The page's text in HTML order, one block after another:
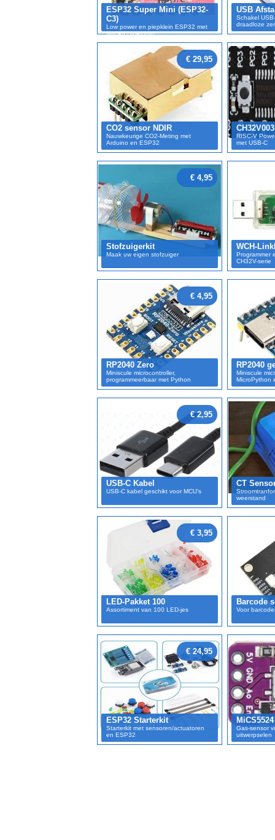
ESP32 Super Mini (ESP32-
C3)
Low power en piepklein ESP32 met
Wifi en Bluetooth
USB
Schakel
draadloze
€ 29,95
CO2 sensor NDIR
Nauwkeurige CO2-Meting met
Arduino en ESP32
CH32V003
RISC-V
met USB-C
€ 4,95
Stofzuigerkit
Maak uw eigen stofzuiger
WCH-
Programmer
CH32V-serie
€ 4,95
RP2040 Zero
Miniscule microcontroller,
programmeerbaar met Python
RP2040
Miniscule
MicroPython
€ 2,95
USB-C Kabel
USB-C kabel geschikt voor MCU's
CT
weerstand
€ 3,95
LED-Pakket 100
Assortiment van 100 LED-jes
Barcode
Voor
€ 24,95
ESP32 Starterkit
Starterkit met sensoren/actuatoren
en ESP32
Gas-sensor
uitwerpselen